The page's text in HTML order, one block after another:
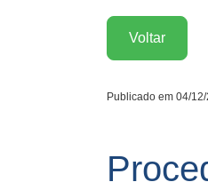
Voltar
Publicado em 04/